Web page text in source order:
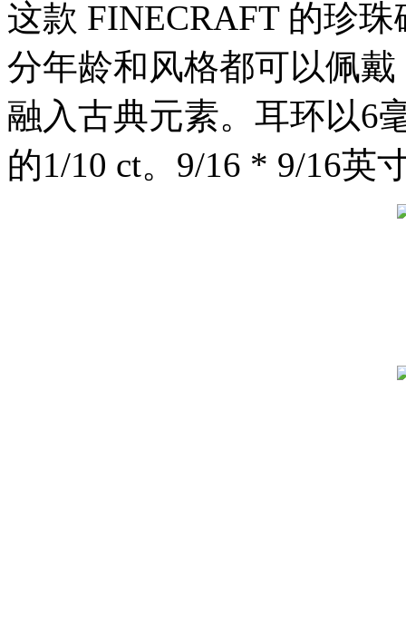
这款 FINECRAFT 的珍
分年龄和风格都可以佩
融入古典元素。耳环以6
的1/10 ct。9/16 * 9/16英